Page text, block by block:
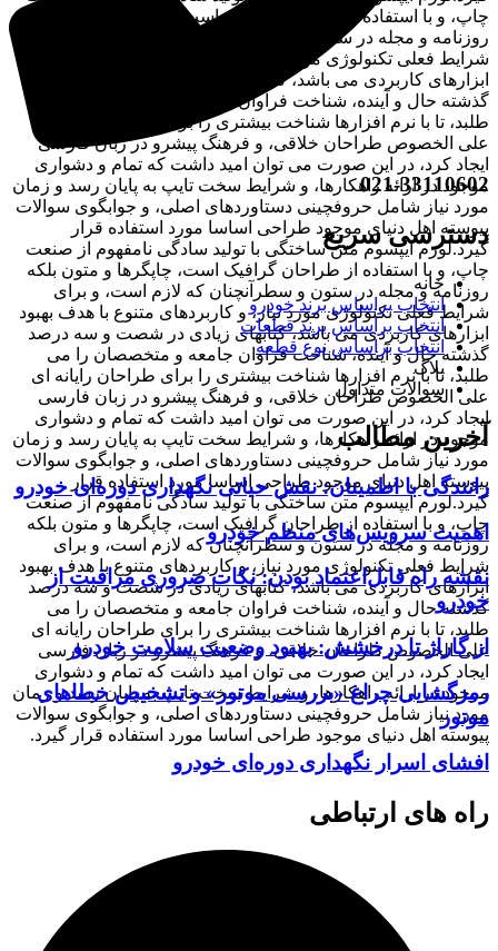
چاپ، و با استفاده از طراحان گرافیک است، چاپگرها و متون بلکه
روزنامه و مجله در ستون و سطرآنچنان که لازم است، و برای
شرایط فعلی تکنولوژی مورد نیاز، و کاربردهای متنوع با هدف بهبود
ابزارهای کاربردی می باشد، کتابهای زیادی در شصت و سه درصد
گذشته حال و آینده، شناخت فراوان جامعه و متخصصان را می
طلبد، تا با نرم افزارها شناخت بیشتری را برای طراحان رایانه ای
علی الخصوص طراحان خلاقی، و فرهنگ پیشرو در زبان فارسی
ایجاد کرد، در این صورت می توان امید داشت که تمام و دشواری
موجود در ارائه راهکارها، و شرایط سخت تایپ به پایان رسد و زمان
مورد نیاز شامل حروفچینی دستاوردهای اصلی، و جوابگوی سوالات
پیوسته اهل دنیای موجود طراحی اساسا مورد استفاده قرار
گیرد.لورم ایپسوم متن ساختگی با تولید سادگی نامفهوم از صنعت
چاپ، و با استفاده از طراحان گرافیک است، چاپگرها و متون بلکه
روزنامه و مجله در ستون و سطرآنچنان که لازم است، و برای
شرایط فعلی تکنولوژی مورد نیاز، و کاربردهای متنوع با هدف بهبود
ابزارهای کاربردی می باشد، کتابهای زیادی در شصت و سه درصد
گذشته حال و آینده، شناخت فراوان جامعه و متخصصان را می
طلبد، تا با نرم افزارها شناخت بیشتری را برای طراحان رایانه ای
علی الخصوص طراحان خلاقی، و فرهنگ پیشرو در زبان فارسی
ایجاد کرد، در این صورت می توان امید داشت که تمام و دشواری
موجود در ارائه راهکارها، و شرایط سخت تایپ به پایان رسد و زمان
مورد نیاز شامل حروفچینی دستاوردهای اصلی، و جوابگوی سوالات
پیوسته اهل دنیای موجود طراحی اساسا مورد استفاده قرار
گیرد.لورم ایپسوم متن ساختگی با تولید سادگی نامفهوم از صنعت
چاپ، و با استفاده از طراحان گرافیک است، چاپگرها و متون بلکه
روزنامه و مجله در ستون و سطرآنچنان که لازم است، و برای
شرایط فعلی تکنولوژی مورد نیاز، و کاربردهای متنوع با هدف بهبود
ابزارهای کاربردی می باشد، کتابهای زیادی در شصت و سه درصد
گذشته حال و آینده، شناخت فراوان جامعه و متخصصان را می
طلبد، تا با نرم افزارها شناخت بیشتری را برای طراحان رایانه ای
علی الخصوص طراحان خلاقی، و فرهنگ پیشرو در زبان فارسی
ایجاد کرد، در این صورت می توان امید داشت که تمام و دشواری
موجود در ارائه راهکارها، و شرایط سخت تایپ به پایان رسد و زمان
مورد نیاز شامل حروفچینی دستاوردهای اصلی، و جوابگوی سوالات
پیوسته اهل دنیای موجود طراحی اساسا مورد استفاده قرار گیرد.
021-33110602
دسترسی سریع
خانه
انتخاب براساس برند خودرو
انتخاب براساس برند قطعات
انتخاب براساس نوع قطعه
بلاگ
سوالات متداول
آخرین مطالب
رانندگی با اطمینان: نقش حیاتی نگهداری دوره‌ای خودرو
اهمیت سرویس‌های منظم خودرو
نقشه راه قابل‌اعتماد بودن: نکات ضروری مراقبت از
خودرو
از گاراژ تا درخشش: بهبود وضعیت سلامت خودرو
رمزگشایی چراغ «بررسی موتور» و تشخیص خطاهای
موتور
افشای اسرار نگهداری دوره‌ای خودرو
راه های ارتباطی